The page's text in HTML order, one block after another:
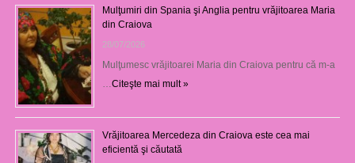
Mulţumiri din Spania şi Anglia pentru vrăjitoarea Maria
din Craiova
28/07/2026
Mulţumesc vrăjitoarei Maria din Craiova pentru că m-a
…Citeşte mai mult »
Vrăjitoarea Mercedeza din Craiova este cea mai
eficientă şi căutată